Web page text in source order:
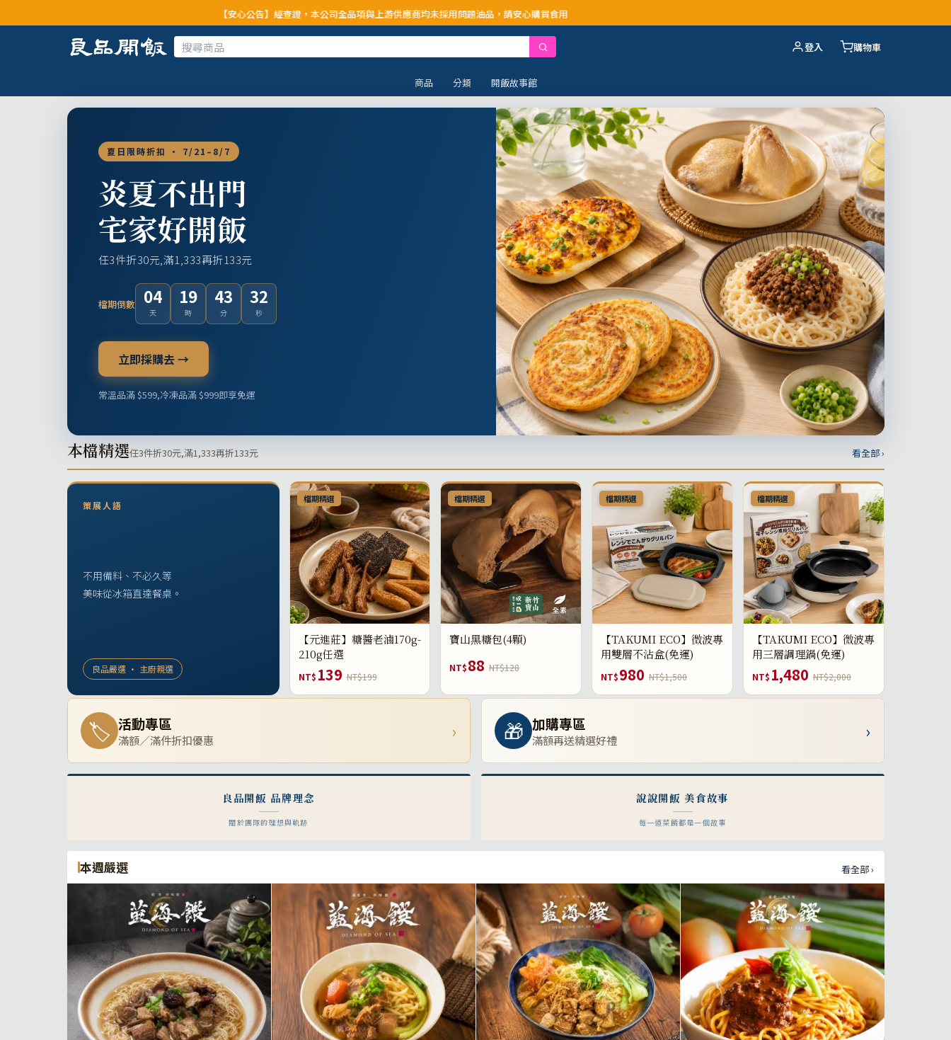
【安心公告】經查證，本公司全品項與上游供應商均未採用問題油品，請安心購買食用
登入 購物車
商品 分類 開飯故事館
夏日限時折扣 · 7/21–8/7
炎夏不出門
宅家好開飯
任3件折30元,滿1,333再折133元
檔期倒數 04
天
19
時
43
分
31
秒
立即採購去 →
常溫品滿 $599,冷凍品滿 $999即享免運
本檔精選任3件折30元,滿1,333再折133元 看全部 ›
策展人語
不用備料、不必久等
美味從冰箱直達餐桌。
良品嚴選 · 主廚親選
檔期精選
【元進莊】糖醬老滷170g-
210g任選
NT$ 139 NT$199
檔期精選
寶山黑糖包(4顆)
NT$88 NT$128
檔期精選
【TAKUMI ECO】微波專
用雙層不沾盒(免運)
NT$980 NT$1,500
檔期精選
【TAKUMI ECO】微波專
用三層調理鍋(免運)
NT$ 1,480 NT$2,000
🏷 活動專區
滿額／滿件折扣優惠 › 🎁 加購專區
滿額再送精選好禮 ›
良品開飯 品牌理念
關於團隊的理想與軌跡
說說開飯 美食故事
每一道菜餚都是一個故事
本週嚴選 看全部 ›